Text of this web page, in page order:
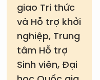
giao Tri thức
và Hỗ trợ khởi
nghiệp, Trung
tâm Hỗ trợ
Sinh viên, Đại